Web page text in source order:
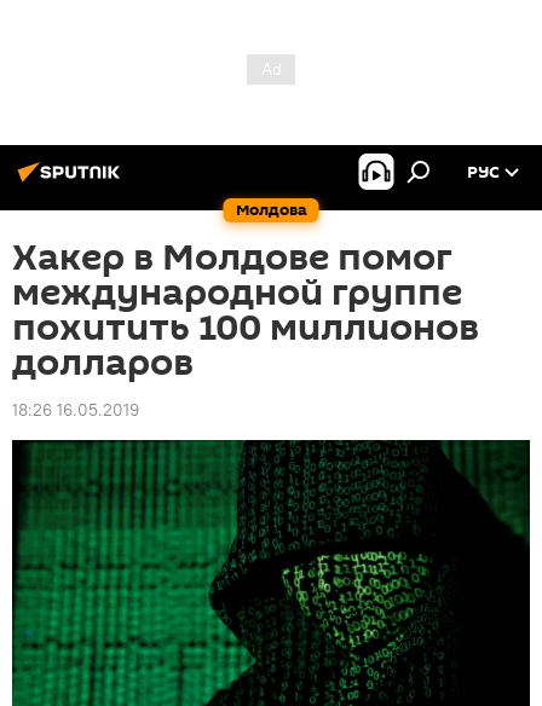
Молдова
РУС
Хакер в Молдове помог
международной группе
похитить 100 миллионов
долларов
18:26 16.05.2019